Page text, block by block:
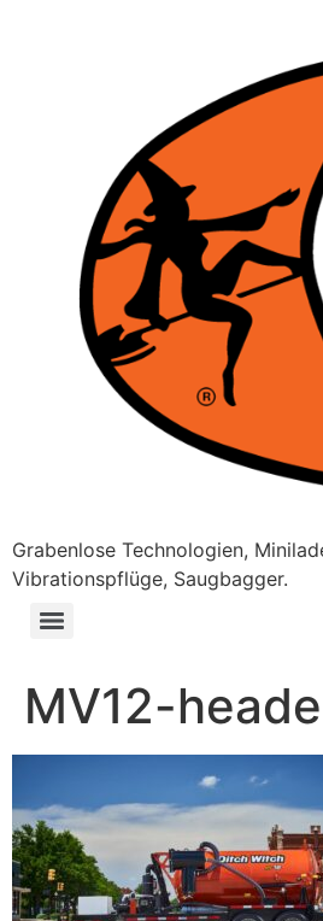
Grabenlose Technologien,
Vibrationspflüge, Saugbagger.
MV12-